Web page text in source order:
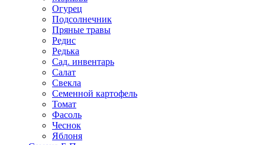
Огурец
Подсолнечник
Пряные травы
Редис
Редька
Сад. инвентарь
Салат
Свекла
Семенной картофель
Томат
Фасоль
Чеснок
Яблоня